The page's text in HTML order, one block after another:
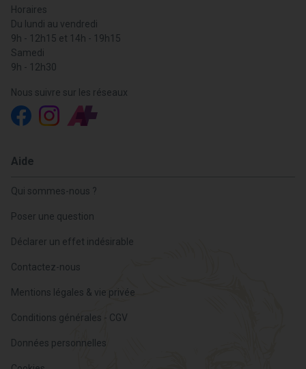
Horaires
Du lundi au vendredi
9h - 12h15 et 14h - 19h15
Samedi
9h - 12h30
Nous suivre sur les réseaux
Aide
Qui sommes-nous ?
Poser une question
Déclarer un effet indésirable
Contactez-nous
Mentions légales & vie privée
Conditions générales - CGV
Données personnelles